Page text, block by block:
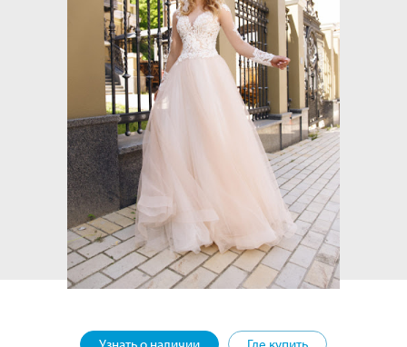
Узнать о наличии Где купить